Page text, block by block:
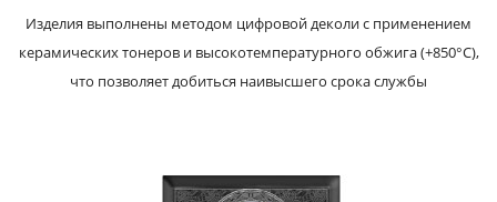
Изделия выполнены методом цифровой деколи с применением
керамических тонеров и высокотемпературного обжига (+850°С),
что позволяет добиться наивысшего срока службы